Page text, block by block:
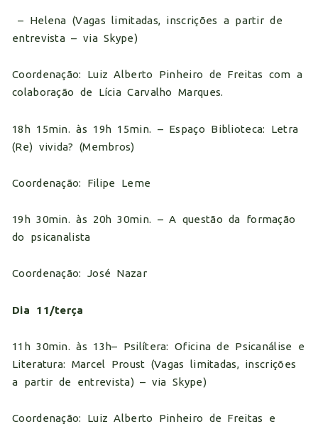
– Helena (Vagas limitadas, inscrições a partir de
entrevista – via Skype)
Coordenação: Luiz Alberto Pinheiro de Freitas com a
colaboração de Lícia Carvalho Marques.
18h 15min. às 19h 15min. – Espaço Biblioteca: Letra
(Re) vivida? (Membros)
Coordenação: Filipe Leme
19h 30min. às 20h 30min. – A questão da formação
do psicanalista
Coordenação: José Nazar
Dia 11/terça
11h 30min. às 13h– Psilítera: Oficina de Psicanálise e
Literatura: Marcel Proust (Vagas limitadas, inscrições
a partir de entrevista) – via Skype)
Coordenação: Luiz Alberto Pinheiro de Freitas e